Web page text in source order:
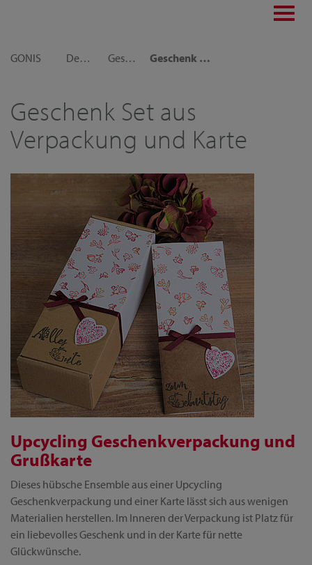
GONIS
Dekoideen Geschenkideen Geschenk Set aus Verpackung und Karte
Geschenk Set aus
Verpackung und Karte
Upcycling Geschenkverpackung und
Grußkarte
Dieses hübsche Ensemble aus einer Upcycling
Geschenkverpackung und einer Karte lässt sich aus wenigen
Materialien herstellen. Im Inneren der Verpackung ist Platz für
ein liebevolles Geschenk und in der Karte für nette
Glückwünsche.